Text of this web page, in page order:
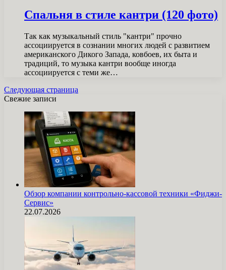
Спальня в стиле кантри (120 фото)
Так как музыкальный стиль "кантри" прочно
ассоциируется в сознании многих людей с развитием
американского Дикого Запада, ковбоев, их быта и
традиций, то музыка кантри вообще иногда
ассоциируется с теми же…
Следующая страница
Свежие записи
Обзор компании контрольно-кассовой техники «Фиджи-
Сервис»
22.07.2026